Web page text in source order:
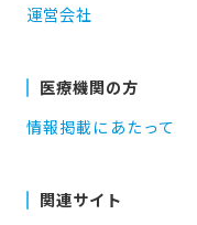
運営会社
医療機関の方
情報掲載にあたって
関連サイト